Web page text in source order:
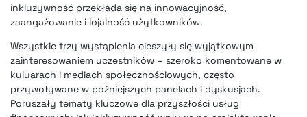
inkluzywność przekłada się na innowacyjność,
zaangażowanie i lojalność użytkowników.
Wszystkie trzy wystąpienia cieszyły się wyjątkowym
zainteresowaniem uczestników – szeroko komentowane w
kuluarach i mediach społecznościowych, często
przywoływane w późniejszych panelach i dyskusjach.
Poruszały tematy kluczowe dla przyszłości usług